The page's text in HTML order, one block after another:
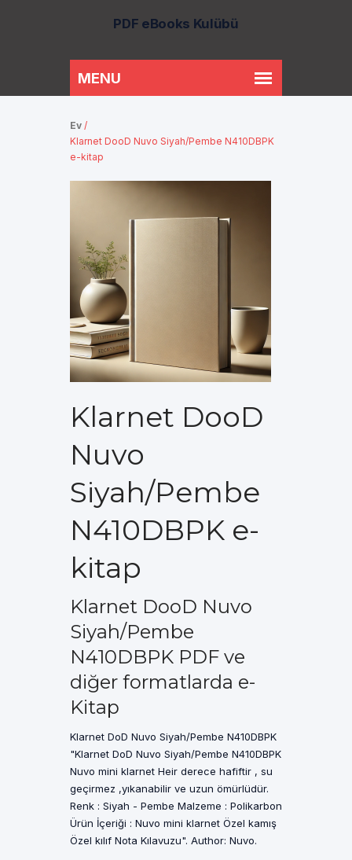
PDF eBooks Kulübü
Ev /
Klarnet DooD Nuvo Siyah/Pembe N410DBPK
e-kitap
Klarnet DooD
Nuvo
Siyah/Pembe
N410DBPK e-
kitap
Klarnet DooD Nuvo
Siyah/Pembe
N410DBPK PDF ve
diğer formatlarda e-
Kitap
Klarnet DoD Nuvo Siyah/Pembe N410DBPK
"Klarnet DoD Nuvo Siyah/Pembe N410DBPK
Nuvo mini klarnet Heir derece hafiftir , su
geçirmez ,yıkanabilir ve uzun ömürlüdür.
Renk : Siyah - Pembe Malzeme : Polikarbon
Ürün İçeriği : Nuvo mini klarnet Özel kamış
Özel kılıf Nota Kılavuzu". Author: Nuvo.